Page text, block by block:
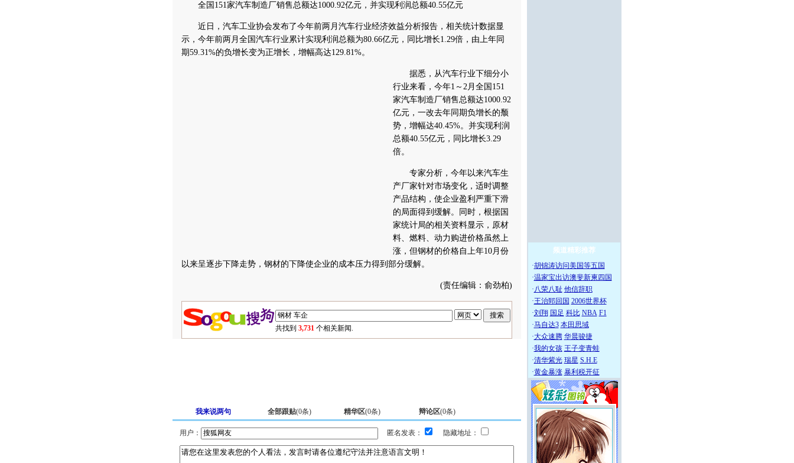
全国151家汽车制造厂销售总额达1000.92亿元，并实现利润总额40.55亿元
近日，汽车工业协会发布了今年前两月汽车行业经济效益分析报告，相关统计数据显
示，今年前两月全国汽车行业累计实现利润总额为80.66亿元，同比增长1.29倍，由上年同
期59.31%的负增长变为正增长，增幅高达129.81%。
据悉，从汽车行业下细分小
行业来看，今年1～2月全国151
家汽车制造厂销售总额达1000.92
亿元，一改去年同期负增长的颓
势，增幅达40.45%。并实现利润
总额40.55亿元，同比增长3.29
倍。
专家分析，今年以来汽车生
产厂家针对市场变化，适时调整
产品结构，使企业盈利严重下滑
的局面得到缓解。同时，根据国
家统计局的相关资料显示，原材
料、燃料、动力购进价格虽然上
涨，但钢材的价格自上年10月份
以来呈逐步下降走势，钢材的下降使企业的成本压力得到部分缓解。
(责任编辑：俞劲柏)
共找到 3,731 个相关新闻.
我来说两句 全部跟贴(0条) 精华区(0条) 辩论区(0条)
用户： 匿名发表： 隐藏地址：
频道精彩推荐
·胡锦涛访问美国等五国
·温家宝出访澳斐新柬四国
·八荣八耻 他信辞职
·王治郅回国 2006世界杯
·刘翔 国足 科比 NBA F1
·马自达3 本田思域
·大众速腾 华晨骏捷
·我的女孩 王子变青蛙
·清华紫光 瑞星 S.H.E
·黄金暴涨 暴利税开征